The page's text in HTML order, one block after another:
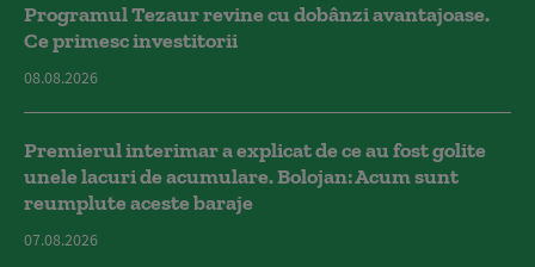
Programul Tezaur revine cu dobânzi avantajoase.
Ce primesc investitorii
08.08.2026
Premierul interimar a explicat de ce au fost golite
unele lacuri de acumulare. Bolojan: Acum sunt
reumplute aceste baraje
07.08.2026